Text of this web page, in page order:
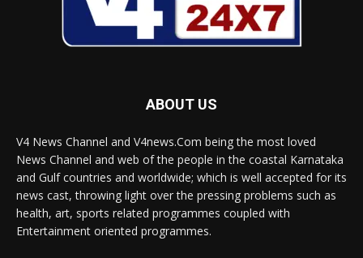
ABOUT US
V4 News Channel and V4news.Com being the most loved
News Channel and web of the people in the coastal Karnataka
and Gulf countries and worldwide; which is well accepted for its
news cast, throwing light over the pressing problems such as
health, art, sports related programmes coupled with
Entertainment oriented programmes.